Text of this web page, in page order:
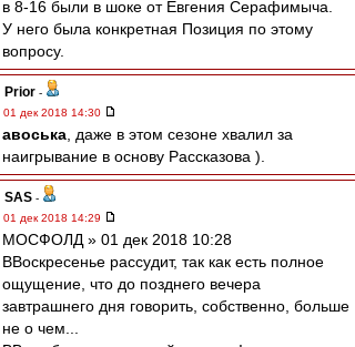
в 8-16 были в шоке от Евгения Серафимыча.
У него была конкретная Позиция по этому
вопросу.
Prior -
01 дек 2018 14:30
авоська , даже в этом сезоне хвалил за
наигрывание в основу Рассказова ).
SAS -
01 дек 2018 14:29
МОСФОЛД » 01 дек 2018 10:28
ВВоскресенье рассудит, так как есть полное
ощущение, что до позднего вечера
завтрашнего дня говорить, собственно, больше
не о чем...